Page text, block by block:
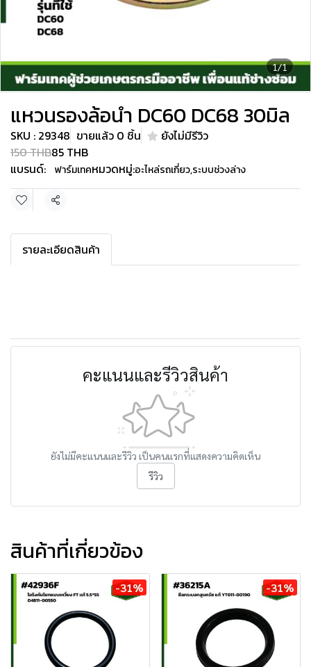
1/1
แหวนรองล้อนำ DC60 DC68 30มิล
SKU : 29348 ขายแล้ว 0 ชิ้น
ยังไม่มีรีวิว
150 THB85 THB
แบรนด์:
ฟาร์มเทคหมวดหมู่:อะไหล่รถเกี่ยว,ระบบช่วงล่าง
แชร์
รายละเอียดสินค้า
คะแนนและรีวิวสินค้า
ยังไม่มีคะแนนและรีวิว เป็นคนแรกที่แสดงความคิดเห็น
รีวิว
สินค้าที่เกี่ยวข้อง
-31% -31%